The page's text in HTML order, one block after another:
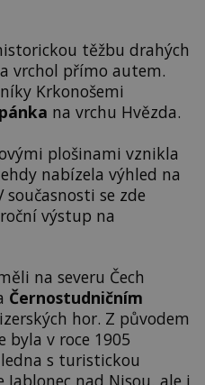
těžbu drahých
vrchol přímo autem.
Krkonošemi
na vrchu Hvězda.
plošinami vznikla
nabízela výhled na
současnosti se zde
výstup na
na severu Čech
Černostudničním
hor. Z původem
byla v roce 1905
s turistickou
nad Nisou, ale i